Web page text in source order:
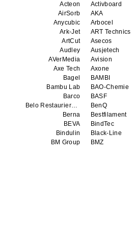
Acteon
Activboard
AirSorb
AKA
Anycubic
Arbocel
Ark-Jet
ART Technics
ArtCut
Asecos
Audley
Ausjetech
AVerMedia
Avision
Axe Tech
Axone
Bagel
BAMBI
Bambu Lab
BAO-Chemie
Barco
BASF
Belo Restaurierungsgerate GmbH
BenQ
Berna
Bestfilament
BEVA
BindTec
Bindulin
Black-Line
BM Group
BMZ